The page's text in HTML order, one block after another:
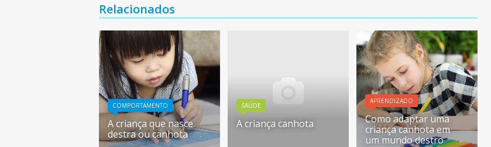
Relacionados
COMPORTAMENTO
A criança que nasce
destra ou canhota
SAÚDE
A criança canhota
APRENDIZADO
Como adaptar uma
criança canhota em
um mundo destro